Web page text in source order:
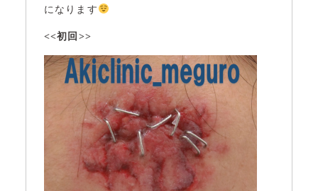
になります
<<初回>>